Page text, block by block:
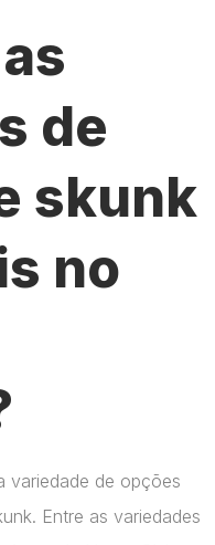
de
skunk
no
variedade de opções
Entre as variedades